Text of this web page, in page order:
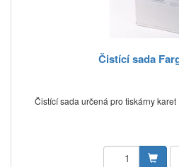
Čistící sada
Čistící sada určená pro tiskárny karet